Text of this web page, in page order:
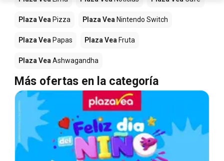
Plaza Vea Pizza Plaza Vea Nintendo Switch
Plaza Vea Papas Plaza Vea Fruta
Plaza Vea Ashwagandha
Más ofertas en la categoría